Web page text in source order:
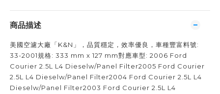
商品描述
美國空濾大廠「K&N」，品質穩定，效率優良，車種豐富料號:
33-2001規格: 333 mm x 127 mm對應車型: 2006 Ford
Courier 2.5L L4 Dieselw/Panel Filter2005 Ford Courier
2.5L L4 Dieselw/Panel Filter2004 Ford Courier 2.5L L4
Dieselw/Panel Filter2003 Ford Courier 2.5L L4